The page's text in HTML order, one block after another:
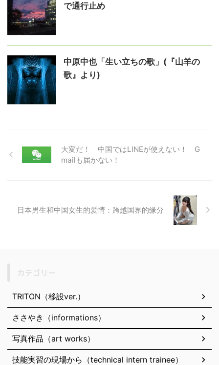
で通行止め
中原中也「生い立ちの歌」(『山羊の
歌』より)
大変だ！ 中国ではLINEが使えない！ G
mailも届かない！
日本男生和中国女生的爱情：跨越国界的缘分
TRITON（移設ver.）
ささやき（informations）
写真作品（art works）
技能実習の現場から（technical intern trainee）